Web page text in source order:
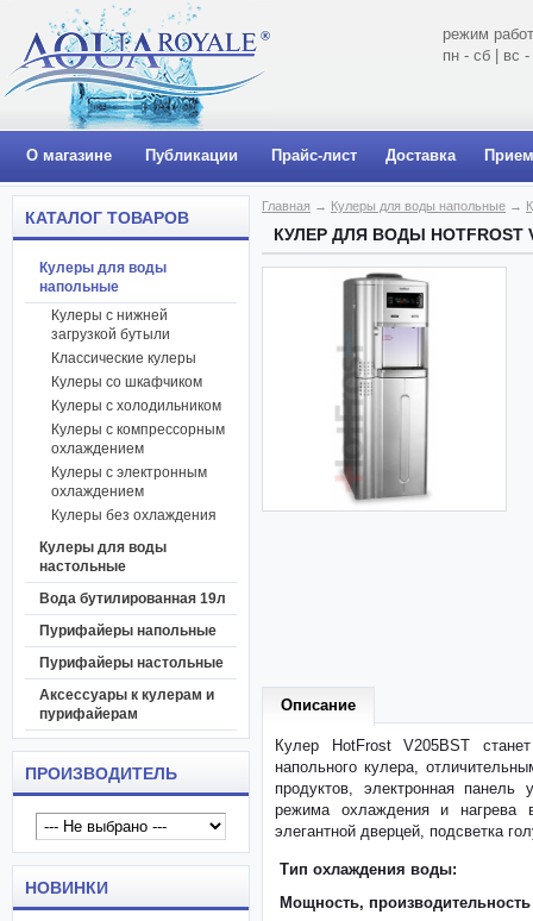
режим
пн - сб | вс
О магазине Публикации Прайс-лист Доставка
КАТАЛОГ ТОВАРОВ
Кулеры для воды
напольные
Кулеры с нижней
загрузкой бутыли
Классические кулеры
Кулеры со шкафчиком
Кулеры с холодильником
Кулеры с компрессорным
охлаждением
Кулеры с электронным
охлаждением
Кулеры без охлаждения
Кулеры для воды
настольные
Вода бутилированная 19л
Пурифайеры напольные
Пурифайеры настольные
Аксессуары к кулерам и
пурифайерам
ПРОИЗВОДИТЕЛЬ
НОВИНКИ
Главная → Кулеры для воды напольные →
КУЛЕР ДЛЯ ВОДЫ
Описание
Кулер HotFrost V205BST
напольного кулера,
продуктов, электронная панель
режима охлаждения и нагрева
элегантной дверцей, подсветка
Тип охлаждения воды:
Мощность, производительность